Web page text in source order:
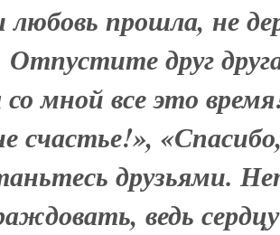
любовь прошла, не
Отпустите друг
мной все это
счастье!»,
друзьями.
ведь